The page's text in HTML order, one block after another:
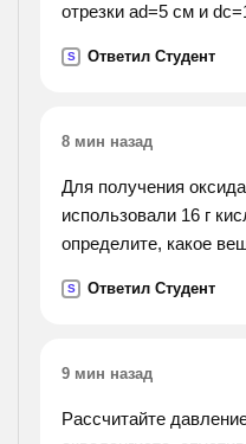
отрезки аd=5 см и
S Ответил Студент
8 мин назад
Для получения
использовали 16 г
определите, какое
реакции.
S Ответил Студент
9 мин назад
Рассчитайте